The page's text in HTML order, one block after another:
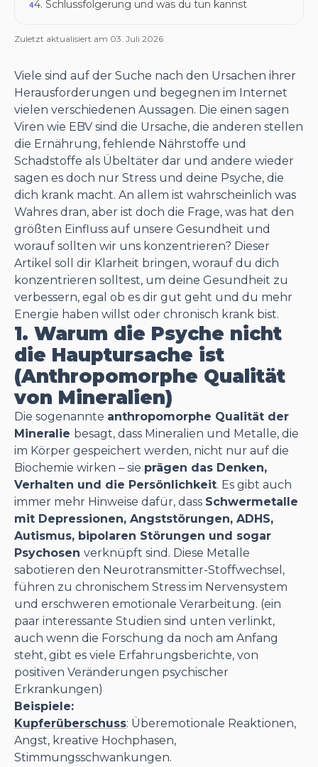
44. Schlussfolgerung und was du tun kannst
Zuletzt aktualisiert am 03. Juli 2026
Viele sind auf der Suche nach den Ursachen ihrer
Herausforderungen und begegnen im Internet
vielen verschiedenen Aussagen. Die einen sagen
Viren wie EBV sind die Ursache, die anderen stellen
die Ernährung, fehlende Nährstoffe und
Schadstoffe als Übeltäter dar und andere wieder
sagen es doch nur Stress und deine Psyche, die
dich krank macht. An allem ist wahrscheinlich was
Wahres dran, aber ist doch die Frage, was hat den
größten Einfluss auf unsere Gesundheit und
worauf sollten wir uns konzentrieren? Dieser
Artikel soll dir Klarheit bringen, worauf du dich
konzentrieren solltest, um deine Gesundheit zu
verbessern, egal ob es dir gut geht und du mehr
Energie haben willst oder chronisch krank bist.
1. Warum die Psyche nicht
die Hauptursache ist
(Anthropomorphe Qualität
von Mineralien)
Die sogenannte anthropomorphe Qualität der
Mineralie besagt, dass Mineralien und Metalle, die
im Körper gespeichert werden, nicht nur auf die
Biochemie wirken – sie prägen das Denken,
Verhalten und die Persönlichkeit. Es gibt auch
immer mehr Hinweise dafür, dass Schwermetalle
mit Depressionen, Angststörungen, ADHS,
Autismus, bipolaren Störungen und sogar
Psychosen verknüpft sind. Diese Metalle
sabotieren den Neurotransmitter-Stoffwechsel,
führen zu chronischem Stress im Nervensystem
und erschweren emotionale Verarbeitung. (ein
paar interessante Studien sind unten verlinkt,
auch wenn die Forschung da noch am Anfang
steht, gibt es viele Erfahrungsberichte, von
positiven Veränderungen psychischer
Erkrankungen)
Beispiele:
Kupferüberschuss: Überemotionale Reaktionen,
Angst, kreative Hochphasen,
Stimmungsschwankungen.